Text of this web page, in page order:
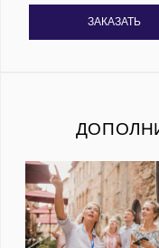
ЗАКАЗАТЬ